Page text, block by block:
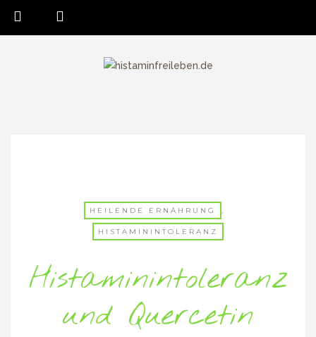
HEILENDE ERNÄHRUNG ,
HISTAMININTOLERANZ
Histaminintoleranz
und Quercetin